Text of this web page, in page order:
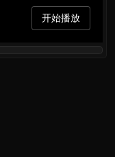
开始播放